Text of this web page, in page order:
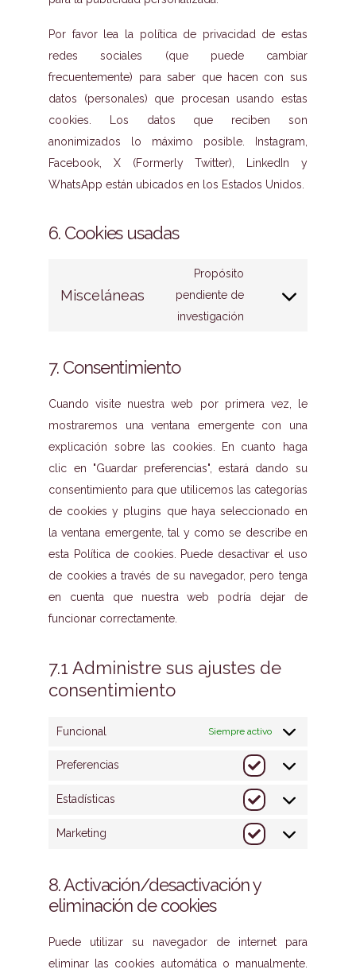
Por favor lea la política de privacidad de estas
redes sociales (que puede cambiar
frecuentemente) para saber que hacen con sus
datos (personales) que procesan usando estas
cookies. Los datos que reciben son
anonimizados lo máximo posible. Instagram,
Facebook, X (Formerly Twitter), LinkedIn y
WhatsApp están ubicados en los Estados Unidos.
6. Cookies usadas
Misceláneas
Propósito
pendiente de
investigación
Consent
7. Consentimiento
Cuando visite nuestra web por primera vez, le
mostraremos una ventana emergente con una
explicación sobre las cookies. En cuanto haga
clic en "Guardar preferencias", estará dando su
consentimiento para que utilicemos las categorías
de cookies y plugins que haya seleccionado en
la ventana emergente, tal y como se describe en
esta Política de cookies. Puede desactivar el uso
de cookies a través de su navegador, pero tenga
en cuenta que nuestra web podría dejar de
funcionar correctamente.
7.1 Administre sus ajustes de
consentimiento
Funcional Siempre activo
Preferencias
Preferencias
Estadísticas
Estadísticas
Marketing
Marketing
8. Activación/desactivación y
eliminación de cookies
Puede utilizar su navegador de internet para
eliminar las cookies automática o manualmente.